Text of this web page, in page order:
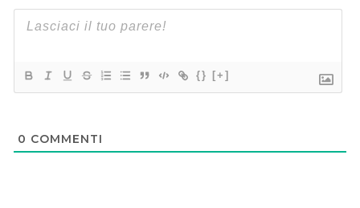
{} [+]
0 COMMENTI